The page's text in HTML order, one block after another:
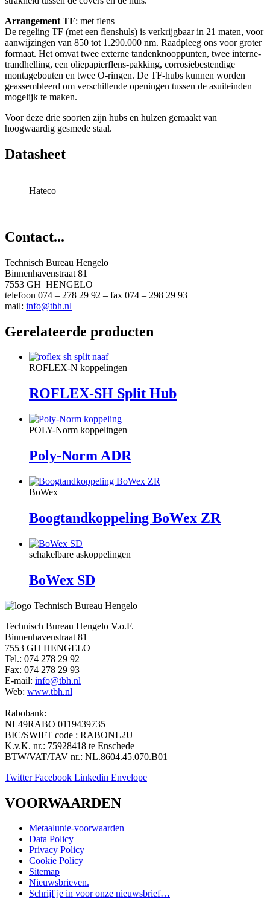
Arrangement TF: met flens
De regeling TF (met een flenshuls) is verkrijgbaar in 21 maten, voor
aanwijzingen van 850 tot 1.290.000 nm. Raadpleeg ons voor groter
formaat. Het omvat twee externe tandenknooppunten, twee interne-
trandhelling, een oliepapierflens-pakking, corrosiebestendige
montagebouten en twee O-ringen. De TF-hubs kunnen worden
geassembleerd om verschillende openingen tussen de asuiteinden
mogelijk te maken.
Voor deze drie soorten zijn hubs en hulzen gemaakt van
hoogwaardig gesmede staal.
Datasheet
Hateco
Contact...
Technisch Bureau Hengelo
Binnenhavenstraat 81
7553 GH HENGELO
telefoon 074 – 278 29 92 – fax 074 – 298 29 93
mail: info@tbh.nl
Gerelateerde producten
ROFLEX-N koppelingen
ROFLEX-SH Split Hub
POLY-Norm koppelingen
Poly-Norm ADR
BoWex
Boogtandkoppeling BoWex ZR
schakelbare askoppelingen
BoWex SD
Technisch Bureau Hengelo V.o.F.
Binnenhavenstraat 81
7553 GH HENGELO
Tel.: 074 278 29 92
Fax: 074 278 29 93
E-mail: info@tbh.nl
Web: www.tbh.nl
Rabobank:
NL49RABO 0119439735
BIC/SWIFT code : RABONL2U
K.v.K. nr.: 75928418 te Enschede
BTW/VAT/TAV nr.: NL.8604.45.070.B01
Twitter Facebook Linkedin Envelope
VOORWAARDEN
Metaalunie-voorwaarden
Data Policy
Privacy Policy
Cookie Policy
Sitemap
Nieuwsbrieven.
Schrijf je in voor onze nieuwsbrief…